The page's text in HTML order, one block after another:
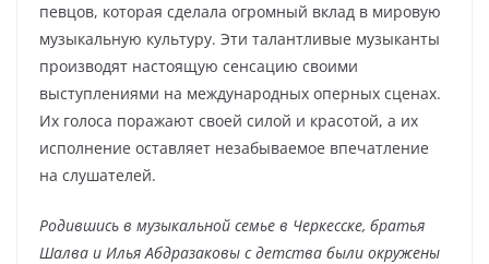
певцов, которая сделала огромный вклад в мировую
музыкальную культуру. Эти талантливые музыканты
производят настоящую сенсацию своими
выступлениями на международных оперных сценах.
Их голоса поражают своей силой и красотой, а их
исполнение оставляет незабываемое впечатление
на слушателей.
Родившись в музыкальной семье в Черкесске, братья
Шалва и Илья Абдразаковы с детства были окружены